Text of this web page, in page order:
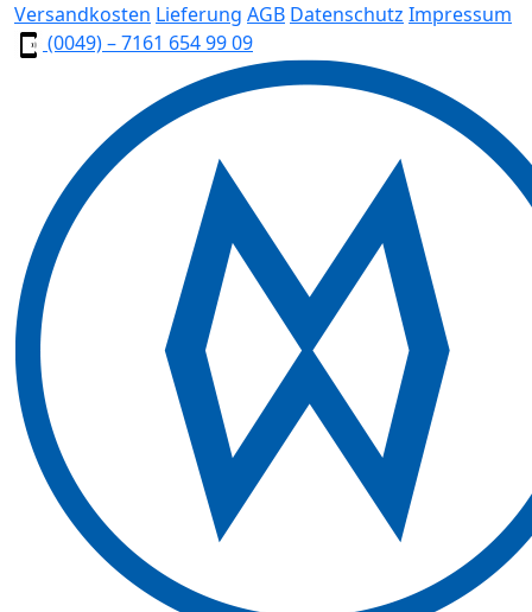
Versandkosten Lieferung AGB Datenschutz Impressum
(0049) – 7161 654 99 09